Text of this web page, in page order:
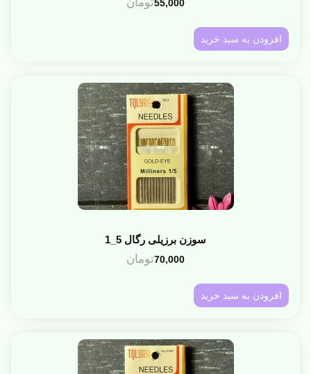
55,000
افزودن به سبد خرید
سوزن برزیلی رگال 5_1
70,000تومان
افزودن به سبد خرید